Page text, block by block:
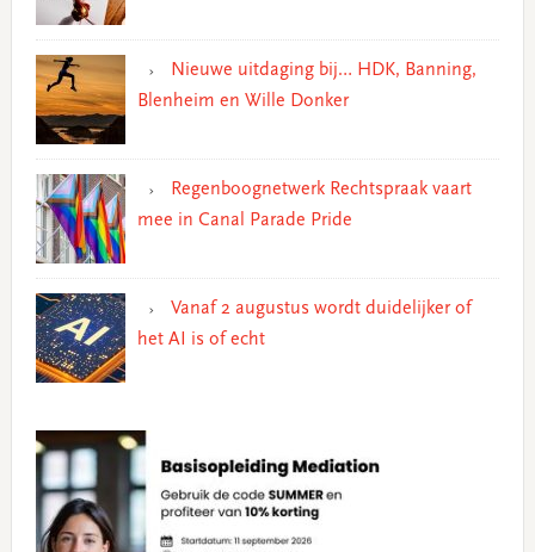
Nieuwe uitdaging bij… HDK, Banning,
Blenheim en Wille Donker
Regenboognetwerk Rechtspraak vaart
mee in Canal Parade Pride
Vanaf 2 augustus wordt duidelijker of
het AI is of echt